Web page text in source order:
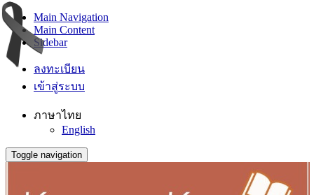
Main Navigation
Main Content
Sidebar
ลงทะเบียน
เข้าสู่ระบบ
ภาษาไทย
English
Toggle navigation